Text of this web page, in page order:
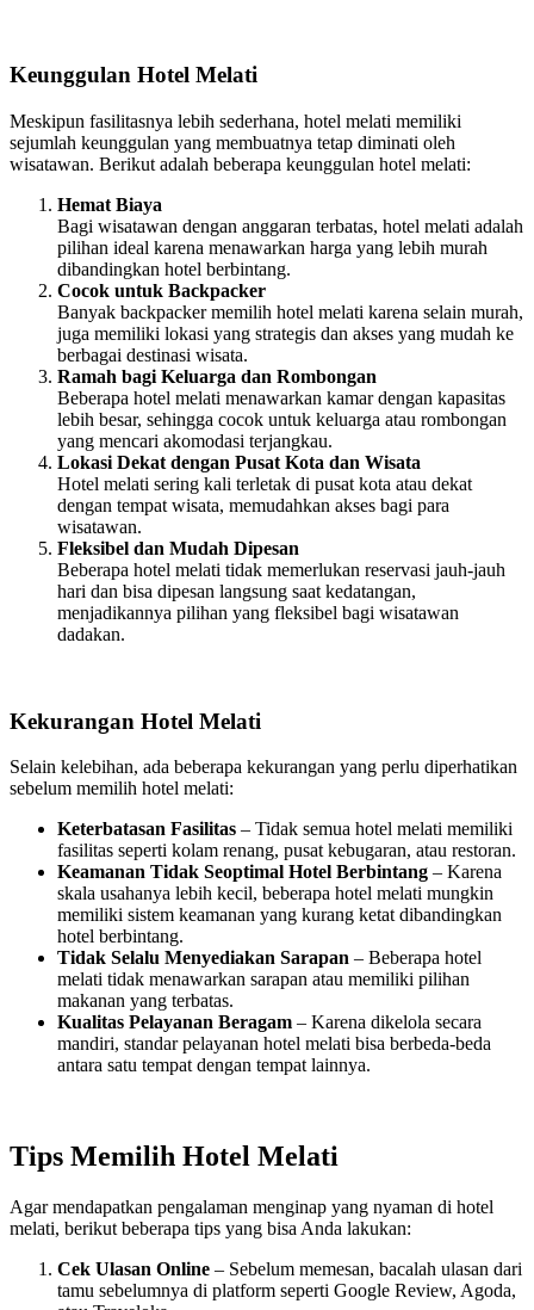
Keunggulan Hotel Melati
Meskipun fasilitasnya lebih sederhana, hotel melati memiliki
sejumlah keunggulan yang membuatnya tetap diminati oleh
wisatawan. Berikut adalah beberapa keunggulan hotel melati:
Hemat Biaya
Bagi wisatawan dengan anggaran terbatas, hotel melati adalah
pilihan ideal karena menawarkan harga yang lebih murah
dibandingkan hotel berbintang.
Cocok untuk Backpacker
Banyak backpacker memilih hotel melati karena selain murah,
juga memiliki lokasi yang strategis dan akses yang mudah ke
berbagai destinasi wisata.
Ramah bagi Keluarga dan Rombongan
Beberapa hotel melati menawarkan kamar dengan kapasitas
lebih besar, sehingga cocok untuk keluarga atau rombongan
yang mencari akomodasi terjangkau.
Lokasi Dekat dengan Pusat Kota dan Wisata
Hotel melati sering kali terletak di pusat kota atau dekat
dengan tempat wisata, memudahkan akses bagi para
wisatawan.
Fleksibel dan Mudah Dipesan
Beberapa hotel melati tidak memerlukan reservasi jauh-jauh
hari dan bisa dipesan langsung saat kedatangan,
menjadikannya pilihan yang fleksibel bagi wisatawan
dadakan.
Kekurangan Hotel Melati
Selain kelebihan, ada beberapa kekurangan yang perlu diperhatikan
sebelum memilih hotel melati:
Keterbatasan Fasilitas – Tidak semua hotel melati memiliki
fasilitas seperti kolam renang, pusat kebugaran, atau restoran.
Keamanan Tidak Seoptimal Hotel Berbintang – Karena
skala usahanya lebih kecil, beberapa hotel melati mungkin
memiliki sistem keamanan yang kurang ketat dibandingkan
hotel berbintang.
Tidak Selalu Menyediakan Sarapan – Beberapa hotel
melati tidak menawarkan sarapan atau memiliki pilihan
makanan yang terbatas.
Kualitas Pelayanan Beragam – Karena dikelola secara
mandiri, standar pelayanan hotel melati bisa berbeda-beda
antara satu tempat dengan tempat lainnya.
Tips Memilih Hotel Melati
Agar mendapatkan pengalaman menginap yang nyaman di hotel
melati, berikut beberapa tips yang bisa Anda lakukan:
Cek Ulasan Online – Sebelum memesan, bacalah ulasan dari
tamu sebelumnya di platform seperti Google Review, Agoda,